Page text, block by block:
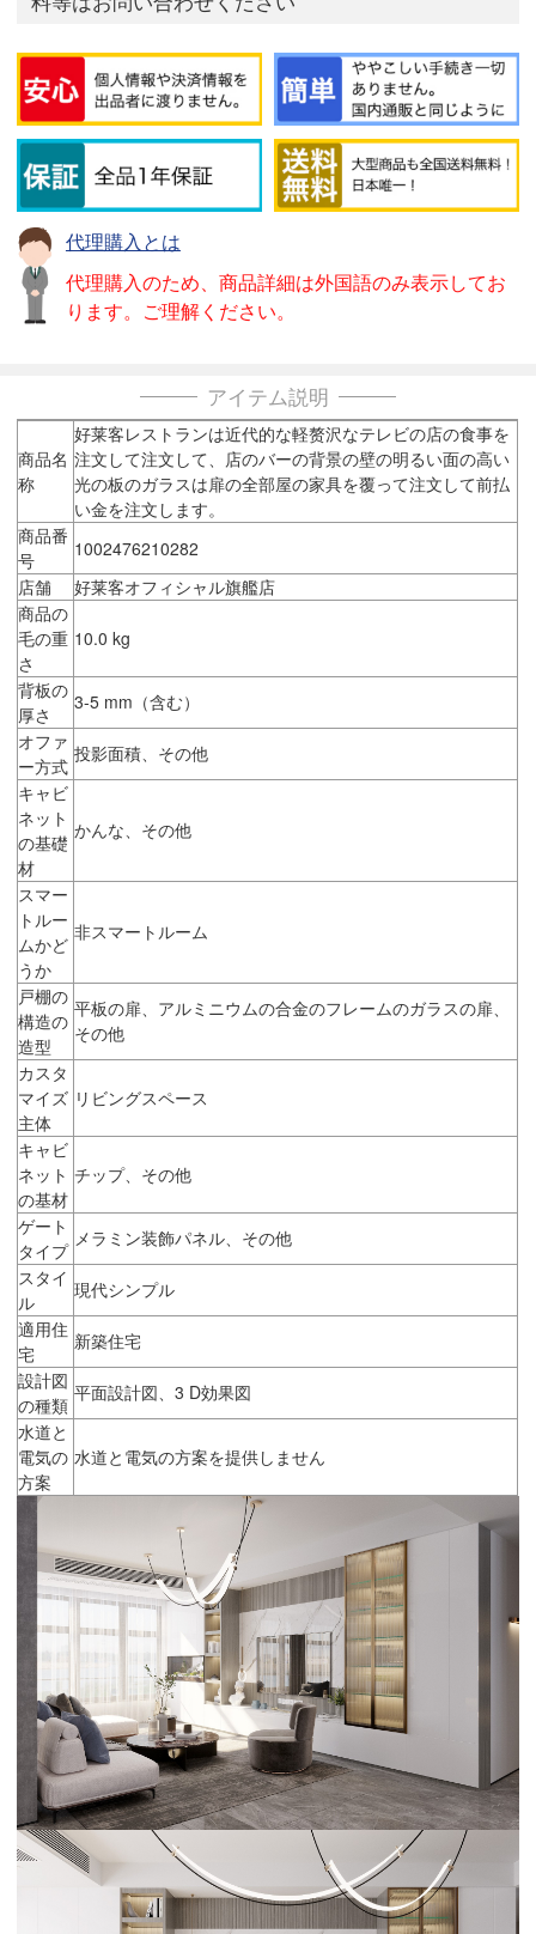
代理購入とは
代理購入のため、商品詳細は外国語のみ表示してお
ります。ご理解ください。
アイテム説明
商品名
称
好莱客レストランは近代的な軽赘沢なテレビの店の食事を
注文して注文して、店のバーの背景の壁の明るい面の高い
光の板のガラスは扉の全部屋の家具を覆って注文して前払
い金を注文します。
商品番
号
1002476210282
店舗
好莱客オフィシャル旗艦店
商品の
毛の重
さ
10.0 kg
背板の
厚さ
3-5 mm（含む）
オファ
ー方式
投影面積、その他
キャビ
ネット
の基礎
材
かんな、その他
スマー
トルー
ムかど
うか
非スマートルーム
戸棚の
構造の
造型
平板の扉、アルミニウムの合金のフレームのガラスの扉、
その他
カスタ
マイズ
主体
リビングスペース
キャビ
ネット
の基材
チップ、その他
ゲート
タイプ
メラミン装飾パネル、その他
スタイ
ル
現代シンプル
適用住
宅
新築住宅
設計図
の種類
平面設計図、3 D効果図
水道と
電気の
方案
水道と電気の方案を提供しません